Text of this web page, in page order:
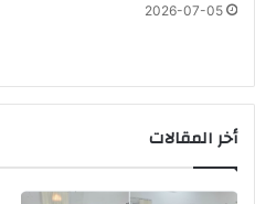
2026-07-05
أخر المقالات